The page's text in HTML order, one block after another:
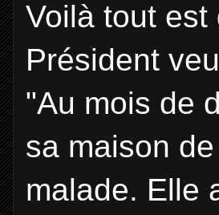
Voilà tout
Président
"Au mois de
sa maison
malade. Elle